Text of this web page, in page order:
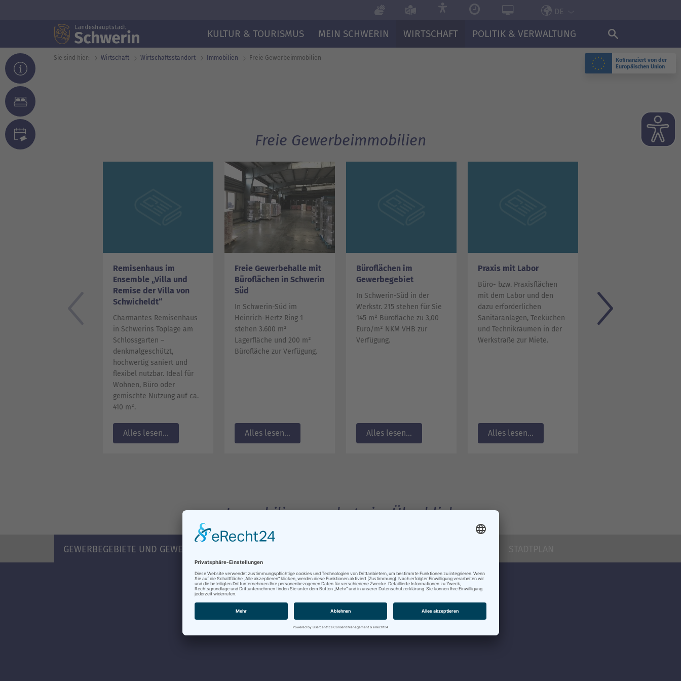
Kofinanziert von der
Europäischen Union
DE
KULTUR & TOURISMUS MEIN SCHWERIN WIRTSCHAFT POLITIK & VERWALTUNG
Sie sind hier: Wirtschaft Wirtschafts­standort Immobilien Freie Gewerbe­immobilien
Freie Gewerbeimmobilien
Remisenhaus im
Ensemble „Villa und
Remise der Villa von
Schwicheldt“
Charmantes Remisenhaus
in Schwerins Toplage am
Schlossgarten –
denkmalgeschützt,
hochwertig saniert und
flexibel nutzbar. Ideal für
Wohnen, Büro oder
gemischte Nutzung auf ca.
410 m².
Alles lesen...
Freie Gewerbehalle mit
Büroflächen in Schwerin
Süd
In Schwerin-Süd im
Heinrich-Hertz Ring 1
stehen 3.600 m²
Lagerfläche und 200 m²
Bürofläche zur Verfügung.
Alles lesen...
Büroflächen im
Gewerbegebiet
In Schwerin-Süd in der
Werkstr. 215 stehen für Sie
145 m² Bürofläche zu 3,00
Euro/m² NKM VHB zur
Verfügung.
Alles lesen...
Praxis mit Labor
Büro- bzw. Praxisflächen
mit dem Labor und den
dazu erforderlichen
Sanitäranlagen, Teeküchen
und Technikräumen in der
Werkstraße zur Miete.
Alles lesen...
Bürofläche am Dreescher
Markt für 6,25 Euro/m²
Immobilienangebote im Überblick
GEWERBEGEBIETE UND GEWERBEFLÄCHEN